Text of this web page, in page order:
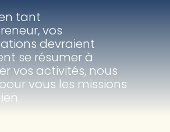
électronique
tant
vos
devraient
se résumer à
vos activités, nous
vous les missions